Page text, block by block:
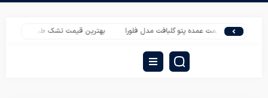
قیمت عمده پتو گلبافت مدل فلورا بهترین قیمت تشک طبی فنر منفصل یک نفره